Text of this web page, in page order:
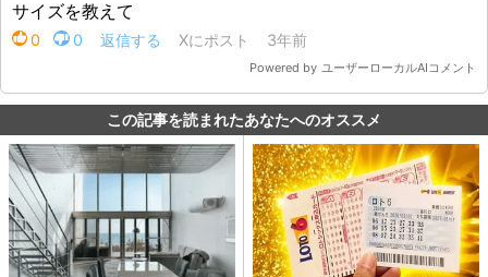
この記事を読まれたあなたへのオススメ